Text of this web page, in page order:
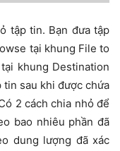
tập tin. Bạn đưa tập
tại khung File to
khung Destination
sau khi được chứa
2 cách chia nhỏ để
bao nhiêu phần đã
dung lượng đã xác